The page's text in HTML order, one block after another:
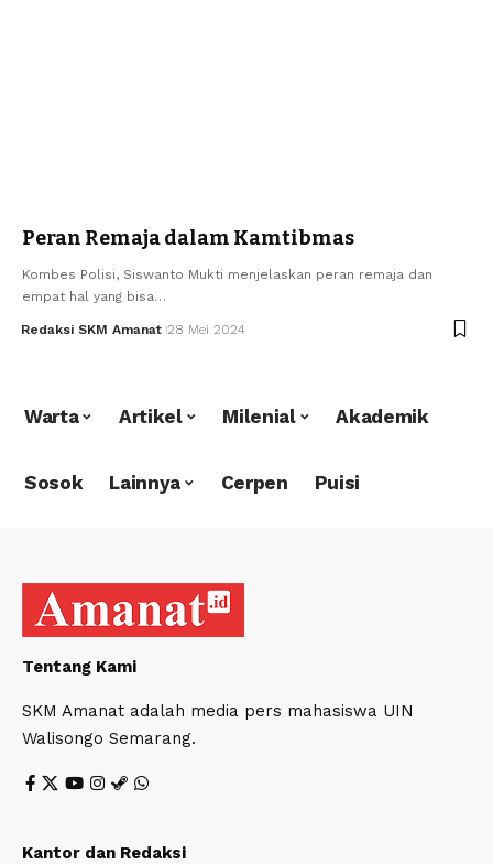
Peran Remaja dalam Kamtibmas
Kombes Polisi, Siswanto Mukti menjelaskan peran remaja dan
empat hal yang bisa…
Redaksi SKM Amanat 28 Mei 2024
Warta Artikel Milenial Akademik
Sosok Lainnya Cerpen Puisi
Tentang Kami
SKM Amanat adalah media pers mahasiswa UIN
Walisongo Semarang.
Kantor dan Redaksi